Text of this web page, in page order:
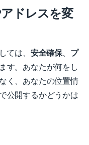
ドレスを変
ては、 安全確保
プ
す。 あなたが何をし
く、あなたの位置情
公開するかどうかは